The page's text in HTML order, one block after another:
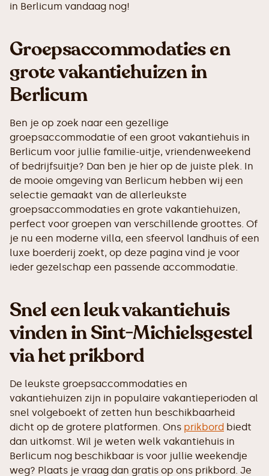
in Berlicum vandaag nog!
Groepsaccommodaties en
grote vakantiehuizen in
Berlicum
Ben je op zoek naar een gezellige
groepsaccommodatie of een groot vakantiehuis in
Berlicum voor jullie familie-uitje, vriendenweekend
of bedrijfsuitje? Dan ben je hier op de juiste plek. In
de mooie omgeving van Berlicum hebben wij een
selectie gemaakt van de allerleukste
groepsaccommodaties en grote vakantiehuizen,
perfect voor groepen van verschillende groottes. Of
je nu een moderne villa, een sfeervol landhuis of een
luxe boerderij zoekt, op deze pagina vind je voor
ieder gezelschap een passende accommodatie.
Snel een leuk vakantiehuis
vinden in Sint-Michielsgestel
via het prikbord
De leukste groepsaccommodaties en
vakantiehuizen zijn in populaire vakantieperioden al
snel volgeboekt of zetten hun beschikbaarheid
dicht op de grotere platformen. Ons prikbord biedt
dan uitkomst. Wil je weten welk vakantiehuis in
Berlicum nog beschikbaar is voor jullie weekendje
weg? Plaats je vraag dan gratis op ons prikbord. Je